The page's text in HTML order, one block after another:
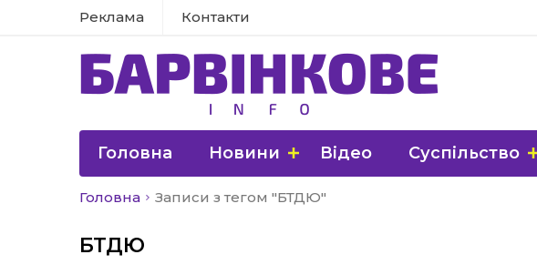
Реклама Контакти
Головна Новини Відео Суспільство
Головна Записи з тегом "БТДЮ"
БТДЮ